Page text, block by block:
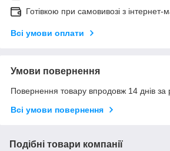
Готівкою при самовивозі з інтернет-
Всі умови оплати
Умови повернення
Повернення товару впродовж 14 днів за
Всі умови повернення
Подібні товари компанії